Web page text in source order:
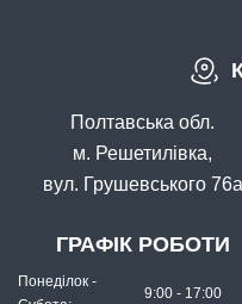
Полтавська обл.
м. Решетилівка,
вул. Грушевського 76а
ГРАФІК РОБОТИ
Понеділок -
9:00 - 17:00